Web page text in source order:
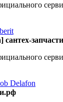
сантех-